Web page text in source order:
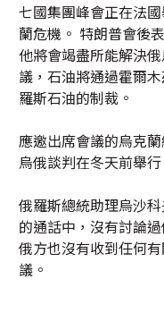
七國集團峰會正在法
蘭危機。 特朗普會後
他將會竭盡所能解決
議，石油將通過霍爾
羅斯石油的制裁。
應邀出席會議的烏克
烏俄談判在冬天前舉
俄羅斯總統助理烏沙
的通話中，沒有討論
俄方也沒有收到任何
議。